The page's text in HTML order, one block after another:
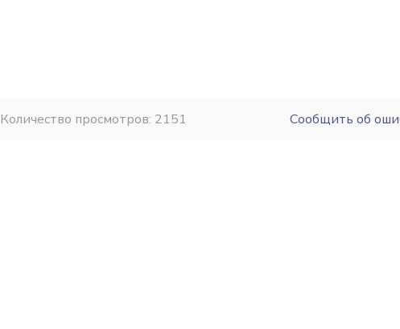
Количество просмотров: 2151 Сообщить об